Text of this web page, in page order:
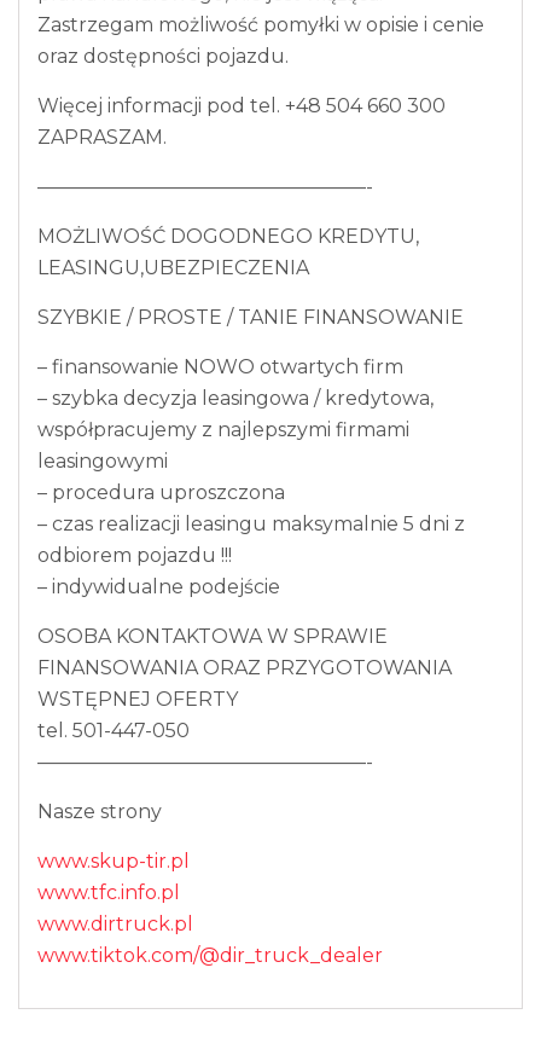
Zastrzegam możliwość pomyłki w opisie i cenie
oraz dostępności pojazdu.
Więcej informacji pod tel. +48 504 660 300
ZAPRASZAM.
—————————————————-
MOŻLIWOŚĆ DOGODNEGO KREDYTU,
LEASINGU,UBEZPIECZENIA
SZYBKIE / PROSTE / TANIE FINANSOWANIE
– finansowanie NOWO otwartych firm
– szybka decyzja leasingowa / kredytowa,
współpracujemy z najlepszymi firmami
leasingowymi
– procedura uproszczona
– czas realizacji leasingu maksymalnie 5 dni z
odbiorem pojazdu !!!
– indywidualne podejście
OSOBA KONTAKTOWA W SPRAWIE
FINANSOWANIA ORAZ PRZYGOTOWANIA
WSTĘPNEJ OFERTY
tel. 501-447-050
—————————————————-
Nasze strony
www.skup-tir.pl
www.tfc.info.pl
www.dirtruck.pl
www.tiktok.com/@dir_truck_dealer